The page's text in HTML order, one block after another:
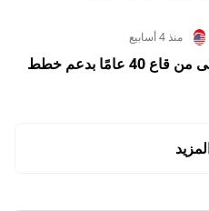
منذ 4 أسابيع
الدولار يمحو خسائره والين يتعافى من قاع 40 عامًا بدعم خطط